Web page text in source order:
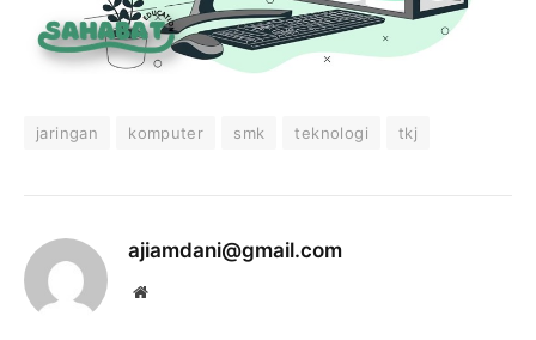
jaringan komputer smk teknologi tkj
ajiamdani@gmail.com
Website